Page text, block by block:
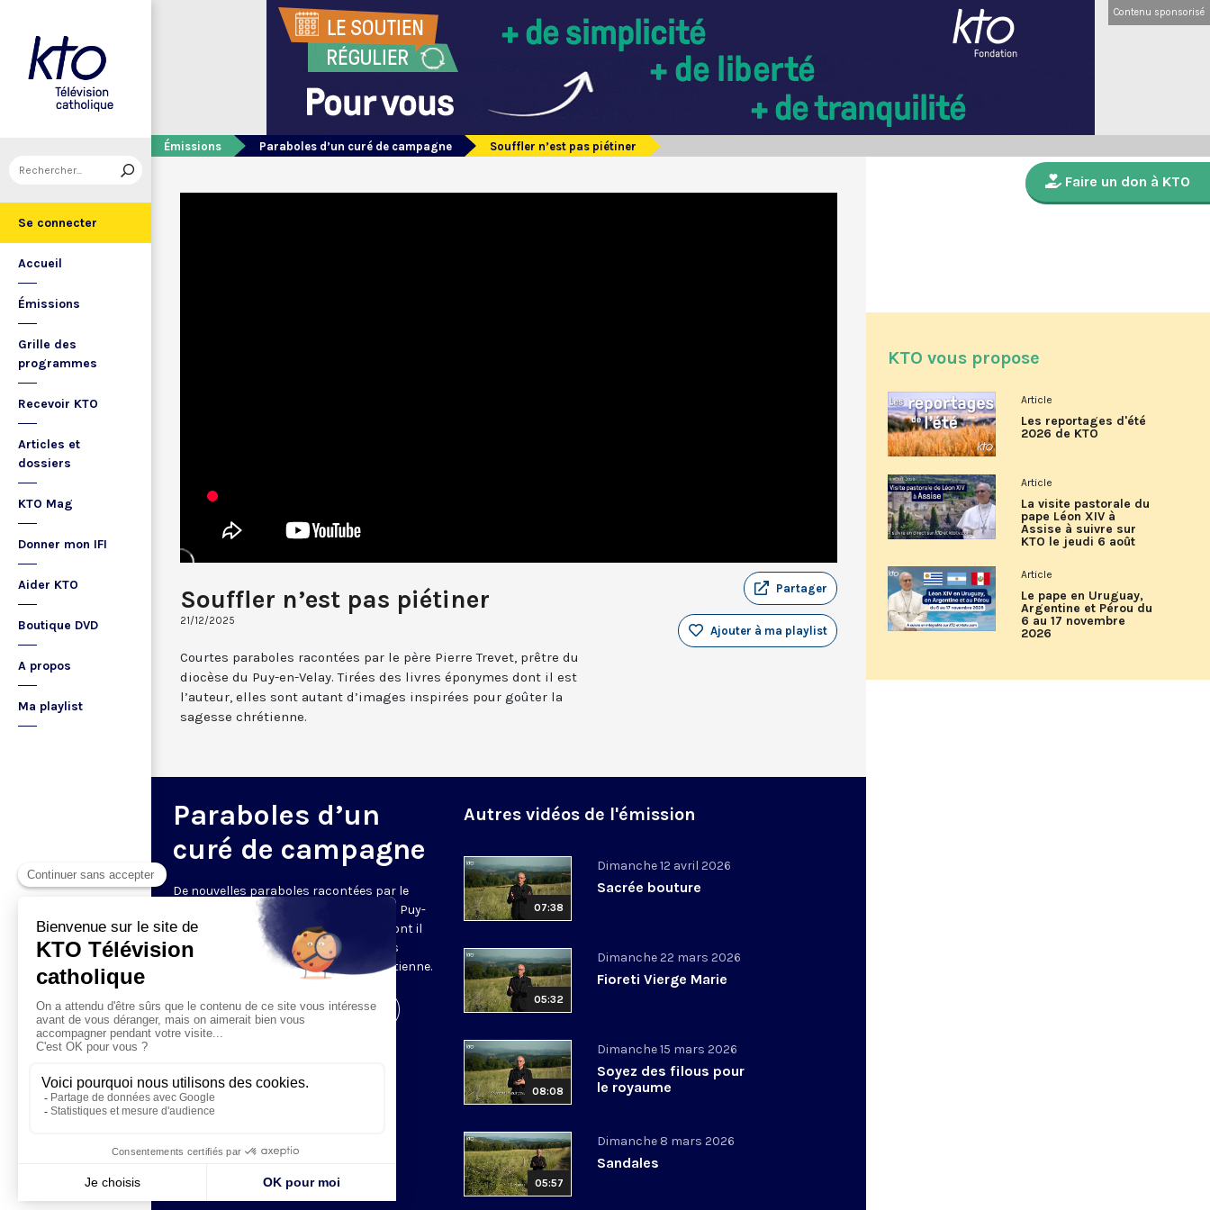
Se connecter
Accueil
Émissions
Grille des
programmes
Recevoir KTO
Articles et
dossiers
KTO Mag
Donner mon IFI
Aider KTO
Boutique DVD
A propos
Ma playlist
Contenu sponsorisé
Émissions Paraboles d’un curé de campagne Souffler n’est pas piétiner
Souffler n’est pas piétiner
21/12/2025
Partager
Ajouter à ma playlist
Courtes paraboles racontées par le père Pierre Trevet, prêtre du
diocèse du Puy-en-Velay. Tirées des livres éponymes dont il est
l’auteur, elles sont autant d’images inspirées pour goûter la
sagesse chrétienne.
Paraboles d’un
curé de campagne
De nouvelles paraboles racontées par le
père Pierre Trevet, prêtre du diocèse du Puy-
en-Velay. Tirées des livres éponymes dont il
est l'auteur, elles sont autant d'images
inspirées pour goûter la sagesse chrétienne.
Visiter la page de l'émission
Autres vidéos de l'émission
07:38
Dimanche 12 avril 2026
Sacrée bouture
05:32
Dimanche 22 mars 2026
Fioreti Vierge Marie
08:08
Dimanche 15 mars 2026
Soyez des filous pour
le royaume
05:57
Dimanche 8 mars 2026
Sandales
Faire un don à KTO
KTO vous propose
Article
Les reportages d'été
2026 de KTO
Article
La visite pastorale du
pape Léon XIV à
Assise à suivre sur
KTO le jeudi 6 août
Article
Le pape en Uruguay,
Argentine et Pérou du
6 au 17 novembre
2026